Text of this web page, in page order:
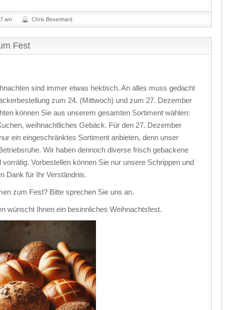
am Chris Besenhard
Fest
sind immer etwas hektisch. An alles muss gedacht
zum 24. (Mittwoch) und zum 27. Dezember
können Sie aus unserem gesamten Sortiment wählen:
weihnachtliches Gebäck. Für den 27. Dezember
ein eingeschränktes Sortiment anbieten, denn unser
Wir haben dennoch diverse frisch gebackene
Vorbestellen können Sie nur unsere Schrippen und
Dank für Ihr Verständnis.
zum Fest? Bitte sprechen Sie uns an.
wünscht Ihnen ein besinnliches Weihnachtsfest.